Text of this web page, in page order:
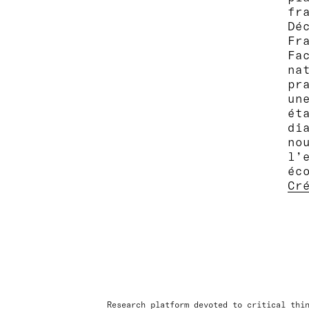
Research platform devoted to critical